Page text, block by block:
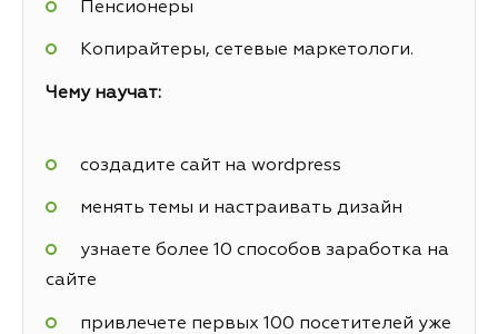
Пенсионеры
Копирайтеры, сетевые маркетологи.
Чему научат:
создадите сайт на wordpress
менять темы и настраивать дизайн
узнаете более 10 способов заработка на
сайте
привлечете первых 100 посетителей уже